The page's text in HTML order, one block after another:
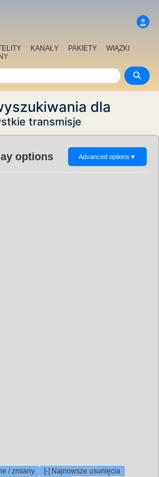
KANAŁY PAKIETY
WIĄZKI
dla
transmisje
options Advanced options ▼
/ zmiany
[-] Najnowsze usunięcia